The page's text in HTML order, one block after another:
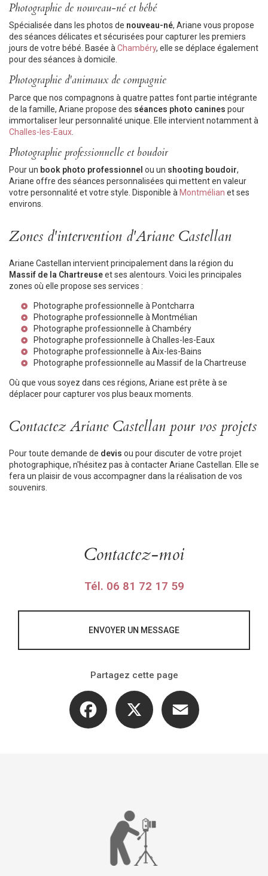
Photographie de nouveau-né et bébé
Spécialisée dans les photos de nouveau-né, Ariane vous propose
des séances délicates et sécurisées pour capturer les premiers
jours de votre bébé. Basée àChambéry, elle se déplace également
pour des séances à domicile.
Photographie d'animaux de compagnie
Parce que nos compagnons à quatre pattes font partie intégrante
de la famille, Ariane propose des séances photo canines pour
immortaliser leur personnalité unique. Elle intervient notamment à
Challes-les-Eaux
Photographie professionnelle et boudoir
Pour un book photo professionnel ou un shooting boudoir,
Ariane offre des séances personnalisées qui mettent en valeur
votre personnalité et votre style. Disponible à Montmélian et ses
environs.
Zones d'intervention d'Ariane Castellan
Ariane Castellan intervient principalement dans la région du
Massif de la Chartreuseet ses alentours. Voici les principales
zones où elle propose ses services :
Photographe professionnelle à Pontcharra
Photographe professionnelle à Montmélian
Photographe professionnelle à Chambéry
Photographe professionnelle à Challes-les-Eaux
Photographe professionnelle à Aix-les-Bains
Photographe professionnelle au Massif de la Chartreuse
Où que vous soyez dans ces régions, Ariane est prête à se
déplacer pour capturer vos plus beaux moments.
Contactez Ariane Castellan pour vos projets
Pour toute demande de devis ou pour discuter de votre projet
photographique, n'hésitez pas à contacter Ariane Castellan. Elle se
fera un plaisir de vous accompagner dans la réalisation de vos
souvenirs.
Contactez-moi
Tél. 06 81 72 17 59
ENVOYER UN MESSAGE
Partagez cette page
Facebook